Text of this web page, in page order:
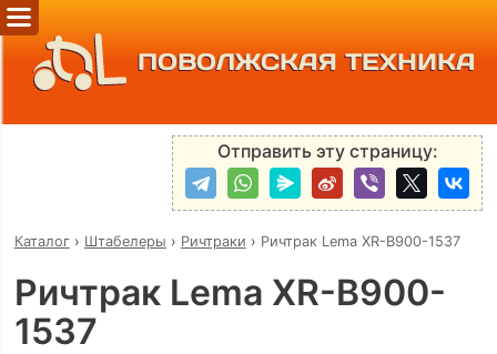
ПОВОЛЖСКАЯ ТЕХНИКА
Отправить эту страницу:
Каталог› Штабелеры › Ричтраки › Ричтрак Lema XR-B900-1537
Ричтрак Lema XR-B900-
1537